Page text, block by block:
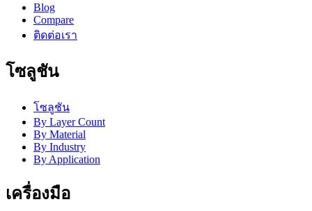
Blog
Compare
ติดต่อเรา
โซลูชัน
โซลูชัน
By Layer Count
By Material
By Industry
By Application
เครื่องมือ